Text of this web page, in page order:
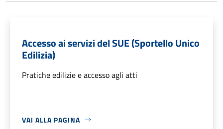
Accesso ai servizi del SUE (Sportello Unico
Edilizia)
Pratiche edilizie e accesso agli atti
VAI ALLA PAGINA